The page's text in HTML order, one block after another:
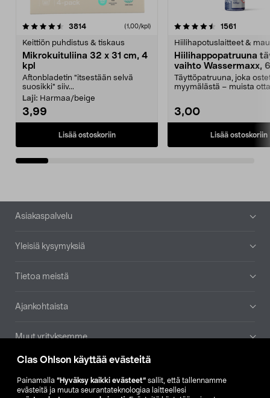
Clas Ohlson käyttää evästeitä
Painamalla ”Hyväksy kaikki evästeet” sallit, että tallennamme
evästeitä ja muuta seurantateknologiaa laitteellesi
3814arvostelut (1,00/kpl)
Keittiön puhdistus & tiskaus
Mikrokuituliina 32 x 31 cm, 4
kpl
Aftonbladetin "itsestään selvä
suosikki" siiv...
Laji: Harmaa/beige
3,99
Lisää ostoskoriin
4.5viidestä
1561
Hiilihapotuslaitteet &
Hiilihappopatruuna
vaihto Wassermaxx,
Täyttöpatruuna, joka
myymälästä – muista
3,00
Lisää ostoskoriin
4.5viidestä
Alatunniste
Asiakaspalvelu
Yleisiä kysymyksiä
Tietoa meistä
Ajankohtaista
Muut yrityksemme
Etsi myymälä